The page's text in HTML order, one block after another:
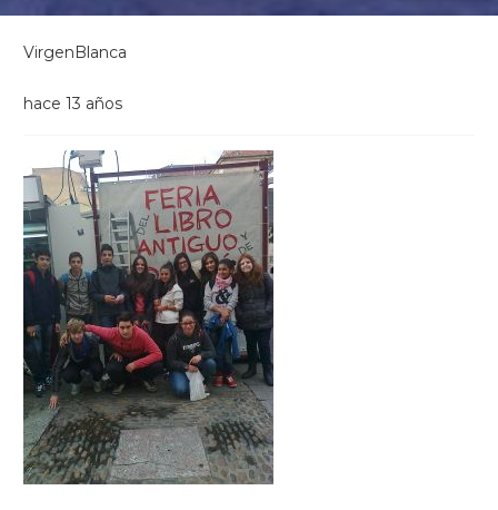
VirgenBlanca
hace 13 años